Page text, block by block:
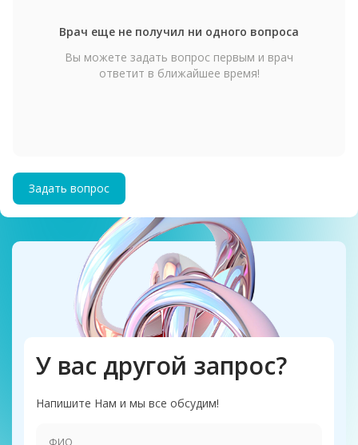
Врач еще не получил ни одного вопроса
Вы можете задать вопрос первым и врач
ответит в ближайшее время!
Задать вопрос
У вас другой запрос?
Напишите Нам и мы все обсудим!